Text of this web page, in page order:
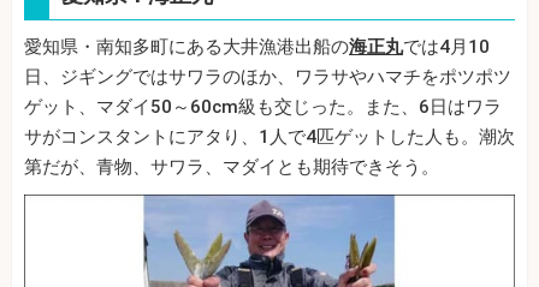
愛知県・南知多町にある大井漁港出船の海正丸では4月10
日、ジギングではサワラのほか、ワラサやハマチをポツポツ
ゲット、マダイ50～60cm級も交じった。また、6日はワラ
サがコンスタントにアタり、1人で4匹ゲットした人も。潮次
第だが、青物、サワラ、マダイとも期待できそう。